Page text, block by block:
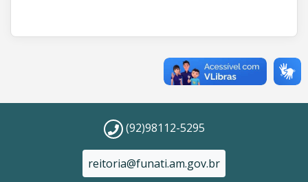
(92)98112-5295
reitoria@funati.am.gov.br